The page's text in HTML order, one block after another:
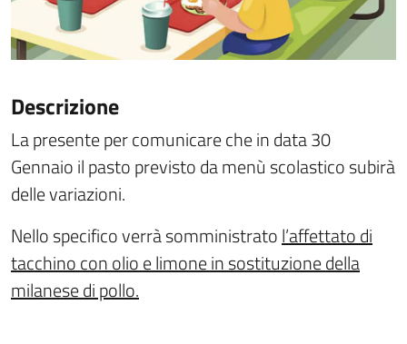
Descrizione
La presente per comunicare che in data 30
Gennaio il pasto previsto da menù scolastico subirà
delle variazioni.
Nello specifico verrà somministratol’affettato di
tacchino con olio e limone in sostituzione della
milanese di pollo.